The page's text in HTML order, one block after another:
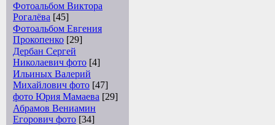
Фотоальбом Виктора
Рогалёва [45]
Фотоальбом Евгения
Прокопенко [29]
Дербан Сергей
Николаевич фото [4]
Ильиных Валерий
Михайлович фото [47]
фото Юрия Мамаева [29]
Абрамов Вениамин
Егорович фото [34]